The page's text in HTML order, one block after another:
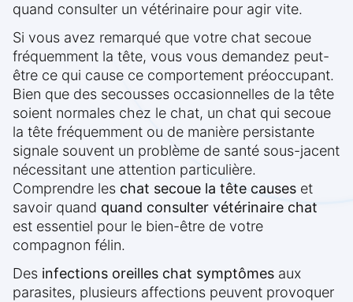
quand consulter un vétérinaire pour agir vite.
Si vous avez remarqué que votre chat secoue
fréquemment la tête, vous vous demandez peut-
être ce qui cause ce comportement préoccupant.
Bien que des secousses occasionnelles de la tête
soient normales chez le chat, un chat qui secoue
la tête fréquemment ou de manière persistante
signale souvent un problème de santé sous-jacent
nécessitant une attention particulière.
Comprendre les chat secoue la tête causes et
savoir quand quand consulter vétérinaire chat
est essentiel pour le bien-être de votre
compagnon félin.
Des infections oreilles chat symptômes aux
parasites, plusieurs affections peuvent provoquer